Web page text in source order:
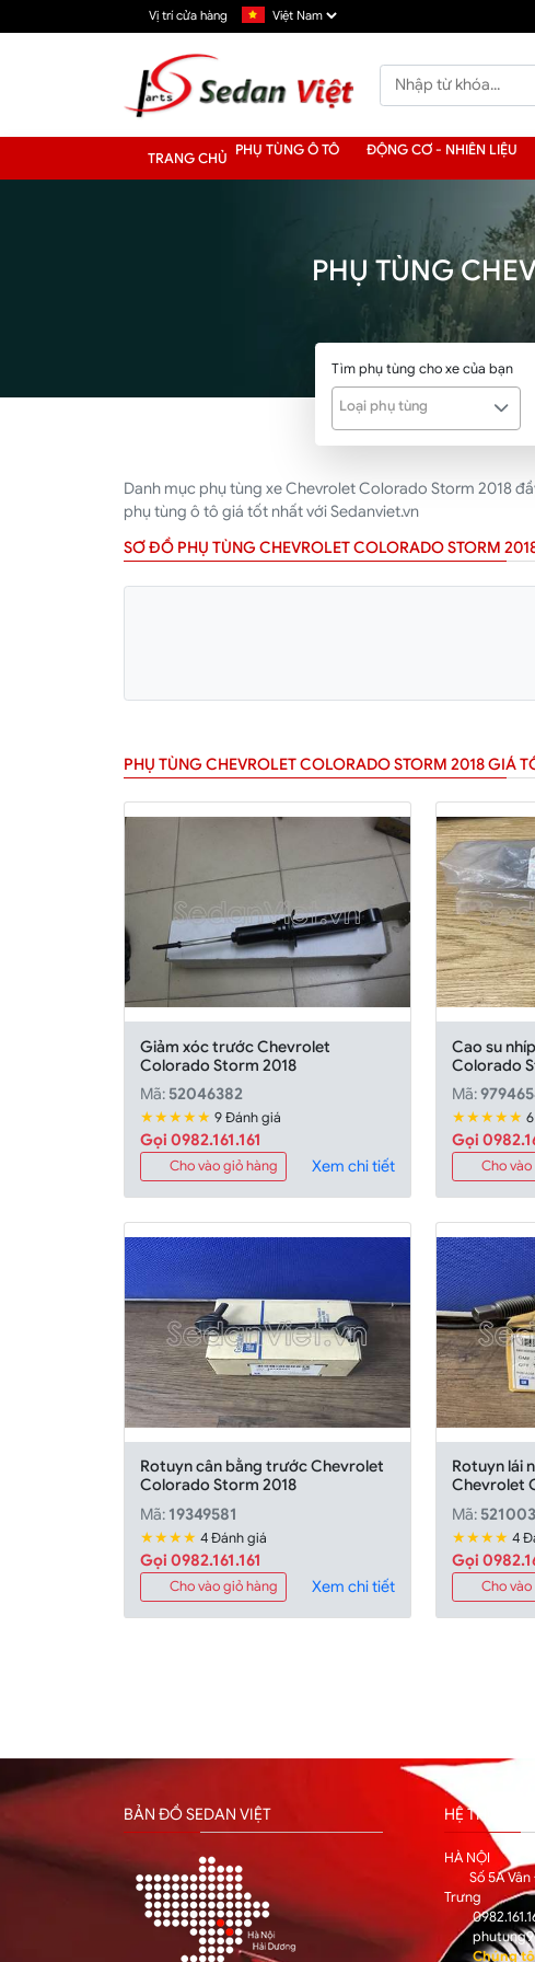
Vị trí cửa hàng
TRANG CHỦ PHỤ TÙNG Ô TÔ ĐỘNG CƠ - NHIÊN LIỆU
PHỤ TÙNG
Tìm phụ tùng cho xe của bạn
Loại phụ tùng
Danh mục phụ tùng xe Chevrolet Colorado Storm 2018
phụ tùng ô tô giá tốt nhất với Sedanviet.vn
SƠ ĐỒ PHỤ TÙNG CHEVROLET COLORADO STORM
PHỤ TÙNG CHEVROLET COLORADO STORM 2018 GIÁ
Giảm xóc trước Chevrolet
Colorado Storm 2018
Mã: 52046382
★★★★★ 9 Đánh giá
Gọi 0982.161.161
Cho vào giỏ hàng Xem chi tiết
Cao su
Colorado
Mã:
★★★★★
Gọi
Cho
Rotuyn cân bằng trước Chevrolet
Colorado Storm 2018
Mã: 19349581
★★★★ 4 Đánh giá
Gọi 0982.161.161
Cho vào giỏ hàng Xem chi tiết
Rotuyn lái
Chevrolet
Mã:
★★★★ 4
Gọi
Cho
BẢN ĐỒ SEDAN VIỆT HỆ THỐNG
HÀ NỘI
Số 5A
Trưng
Chúng